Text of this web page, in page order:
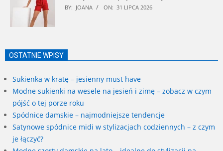
BY: JOANA ON: 31 LIPCA 2026
OSTATNIE WPISY
Sukienka w kratę – jesienny must have
Modne sukienki na wesele na jesień i zimę – zobacz w czym
pójść o tej porze roku
Spódnice damskie – najmodniejsze tendencje
Satynowe spódnice midi w stylizacjach codziennych – z czym
je łączyć?